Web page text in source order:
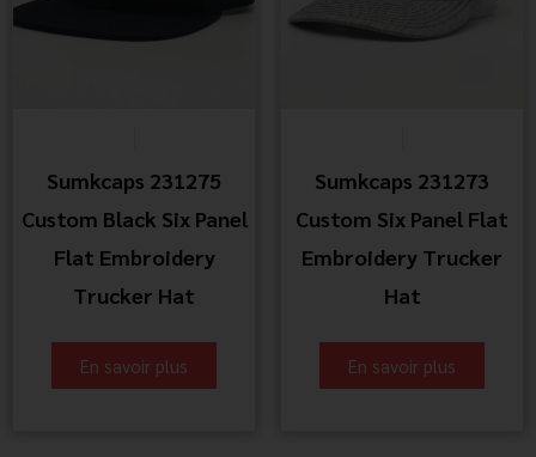
Sumkcaps 231275
Custom Black Six Panel
Flat Embroidery
Trucker Hat
En savoir plus
Sumkcaps 231273
Custom Six Panel Flat
Embroidery Trucker
Hat
En savoir plus